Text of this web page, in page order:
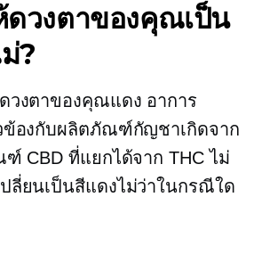
ดวงตาของคุณเป็น
?
วงตาของคุณแดง อาการ
ข้องกับผลิตภัณฑ์กัญชาเกิดจาก
CBD ที่แยกได้จาก THC ไม่
ลี่ยนเป็นสีแดงไม่ว่าในกรณีใด